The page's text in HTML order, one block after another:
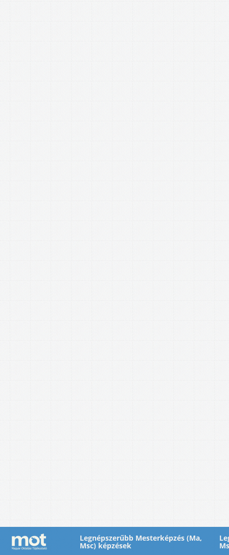
Legnépszerűbb Mesterképzés (Ma,
Msc) képzések